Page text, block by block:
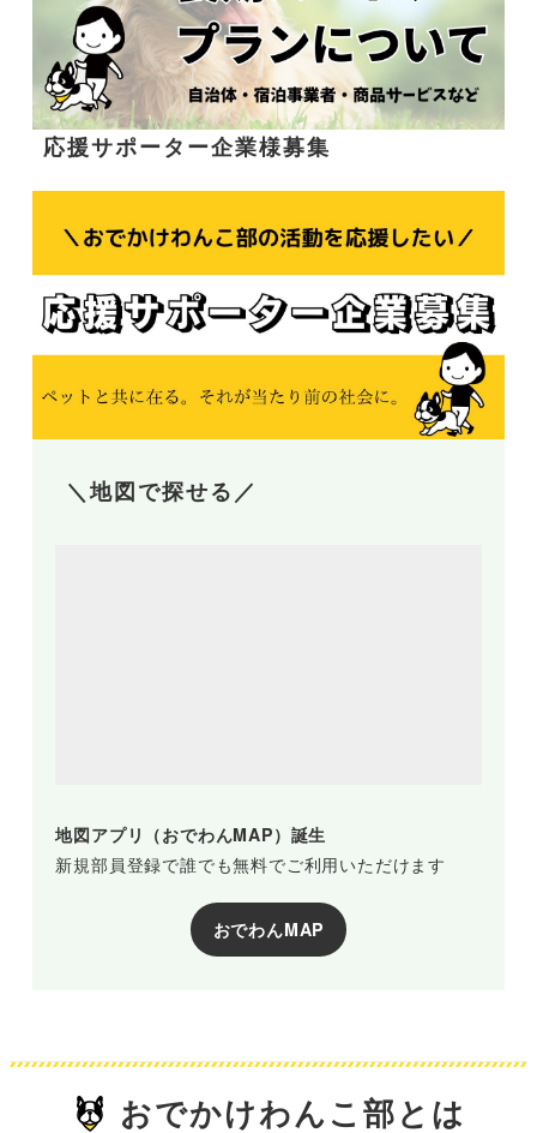
応援サポーター企業様募集
＼地図で探せる／
地図アプリ（おでわんMAP）誕生
新規部員登録で誰でも無料でご利用いただけます
おでわんMAP
おでかけわんこ部とは